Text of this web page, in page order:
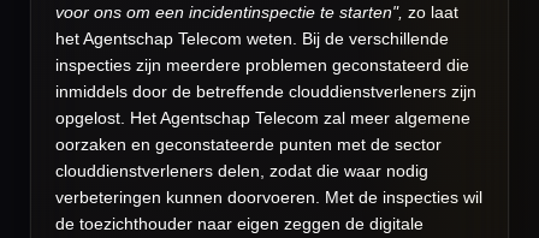
voor ons om een incidentinspectie te starten", zo laat
het Agentschap Telecom weten. Bij de verschillende
inspecties zijn meerdere problemen geconstateerd die
inmiddels door de betreffende clouddienstverleners zijn
opgelost. Het Agentschap Telecom zal meer algemene
oorzaken en geconstateerde punten met de sector
clouddienstverleners delen, zodat die waar nodig
verbeteringen kunnen doorvoeren. Met de inspecties wil
de toezichthouder naar eigen zeggen de digitale